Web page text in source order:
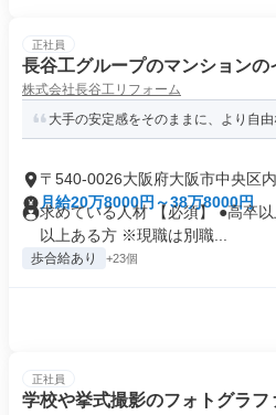
正社員
長谷工グループのマンション
株式会社長谷工リフォーム
大手の安定感をそのままに、より自
〒540-0026大阪府大阪市中央区
月給20万8000円～38万8000円
求めている人材 【必須】 ●高卒
以上ある方 ※現職は別職...
歩合給あり +23個
正社員
学校や挙式撮影のフォトグラフ